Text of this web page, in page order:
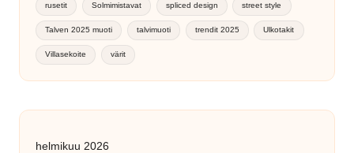
rusetit Solmimistavat spliced design street style
Talven 2025 muoti talvimuoti trendit 2025 Ulkotakit
Villasekoite värit
helmikuu 2026